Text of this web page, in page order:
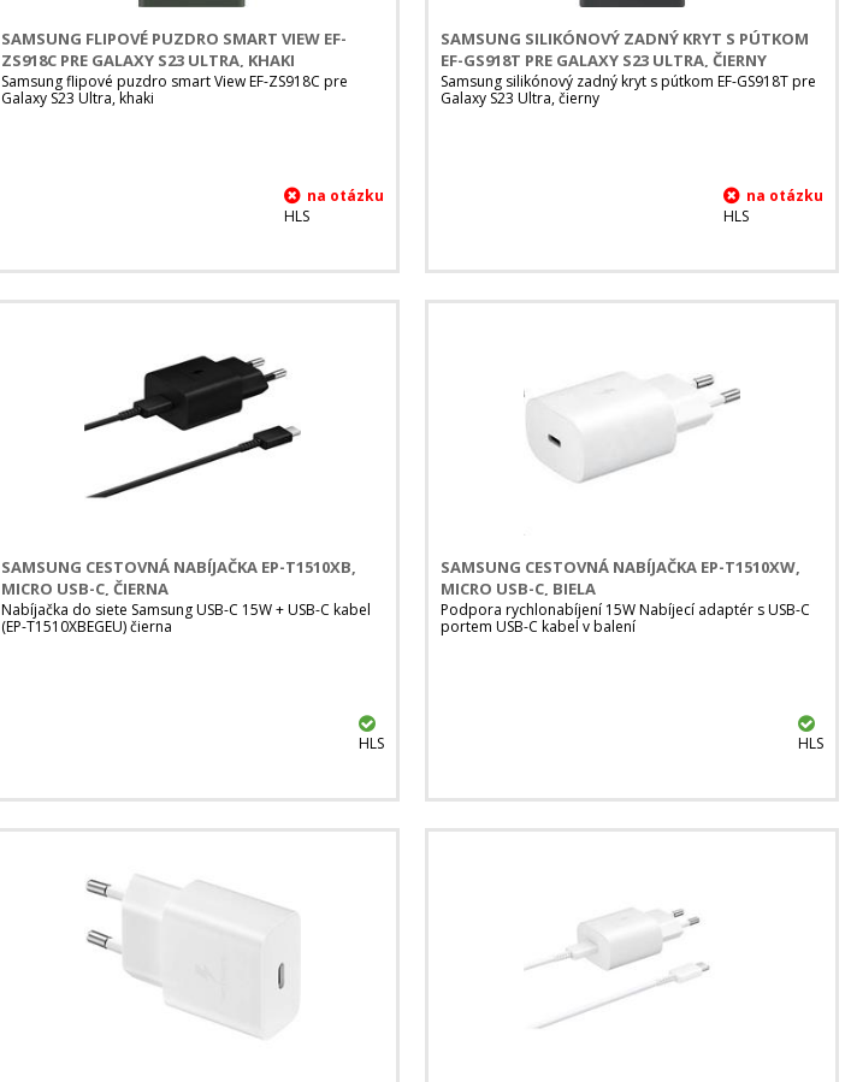
SAMSUNG FLIPOVÉ PUZDRO SMART VIEW EF-
ZS918C PRE GALAXY S23 ULTRA, KHAKI
Samsung flipové puzdro smart View EF-ZS918C pre
Galaxy S23 Ultra, khaki
HLS
SAMSUNG SILIKÓNOVÝ ZADNÝ KRYT S PÚTKOM
EF-GS918T PRE GALAXY S23 ULTRA, ČIERNY
Samsung silikónový zadný kryt s pútkom EF-GS918T pre
Galaxy S23 Ultra, čierny
HLS
SAMSUNG CESTOVNÁ NABÍJAČKA EP-T1510XB,
MICRO USB-C, ČIERNA
Nabíjačka do siete Samsung USB-C 15W + USB-C kabel
(EP-T1510XBEGEU) čierna
HLS
SAMSUNG CESTOVNÁ NABÍJAČKA EP-T1510XW,
MICRO USB-C, BIELA
Podpora rychlonabíjení 15W Nabíjecí adaptér s USB-C
portem USB-C kabel v balení
HLS